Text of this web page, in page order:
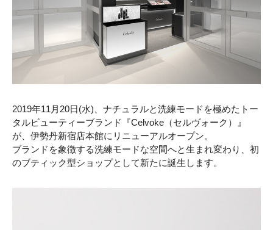
2019年11月20日(水)、ナチュラルと洗練モードを極めたトー
タルビューティーブランド『Celvoke（セルヴォーク）』
が、伊勢丹新宿店本館にリニューアルオープン。
ブランドを象徴する洗練モードな空間へと生まれ変わり、初
のブティック型ショップとして新たに誕生します。